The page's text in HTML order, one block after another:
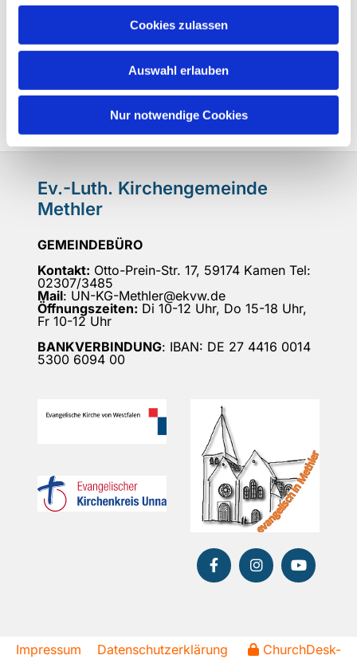
Cookies zulassen
Auswahl erlauben
Nur notwendige Cookies
Ev.-Luth. Kirchengemeinde
Methler
GEMEINDEBÜRO
Kontakt: Otto-Prein-Str. 17, 59174 Kamen Tel:
02307/3485
Mail: UN-KG-Methler@ekvw.de
Öffnungszeiten: Di 10-12 Uhr, Do 15-18 Uhr,
Fr 10-12 Uhr
BANKVERBINDUNG: IBAN: DE 27 4416 0014
5300 6094 00
Impressum Datenschutzerklärung ChurchDesk-